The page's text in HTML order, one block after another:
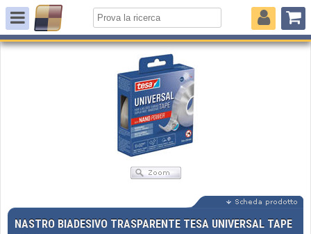
NASTRO BIADESIVO TRASPARENTE TESA UNIVERSAL TAPE